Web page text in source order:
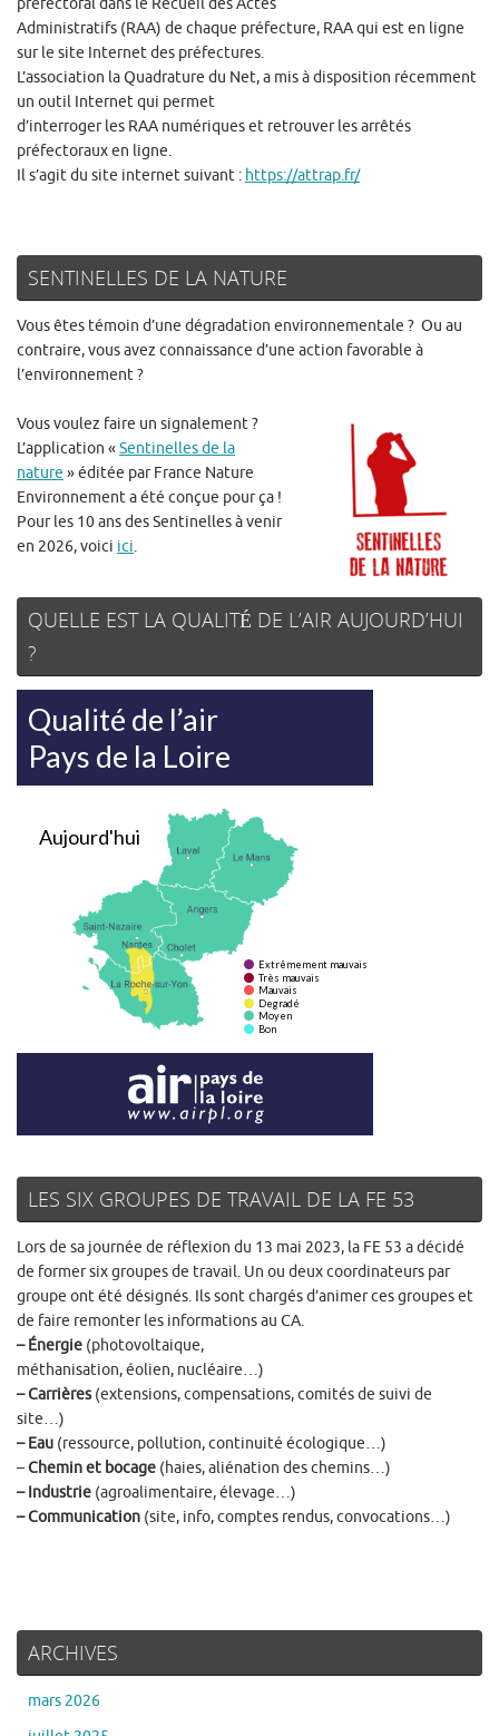
Administratifs (RAA) de chaque préfecture, RAA qui est en ligne
sur le site Internet des préfectures.
L’association la Quadrature du Net, a mis à disposition récemment
un outil Internet qui permet
d’interroger les RAA numériques et retrouver les arrêtés
préfectoraux en ligne.
Il s’agit du site internet suivant : https://attrap.fr/
SENTINELLES DE LA NATURE
Vous êtes témoin d’une dégradation environnementale ? Ou au
contraire, vous avez connaissance d’une action favorable à
l’environnement ?
Vous voulez faire un signalement ?
L’application «Sentinelles de la
nature » éditée par France Nature
Environnement a été conçue pour ça !
Pour les 10 ans des Sentinelles à venir
en 2026, voici ici.
QUELLE EST LA QUALITÉ DE L’AIR AUJOURD’HUI
?
LES SIX GROUPES DE TRAVAIL DE LA FE 53
Lors de sa journée de réflexion du 13 mai 2023, la FE 53 a décidé
de former six groupes de travail. Un ou deux coordinateurs par
groupe ont été désignés. Ils sont chargés d’animer ces groupes et
de faire remonter les informations au CA.
– Énergie (photovoltaique,
méthanisation, éolien, nucléaire…)
– Carrières(extensions, compensations, comités de suivi de
site…)
– Eau (ressource, pollution, continuité écologique…)
–Chemin et bocage (haies, aliénation des chemins…)
– Industrie (agroalimentaire, élevage…)
– Communication (site, info, comptes rendus, convocations…)
ARCHIVES
mars 2026